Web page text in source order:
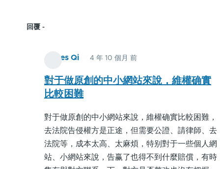
回覆
James Qi 4 年 10 個月 前
reply
此
方
法，
学
對于做原創的中小網站來說，維權确實
比較困難
對于做原創的中小網站來說，維權确實比較困難，
去法院告侵權方是正途，但需要公證、請律師、去
法院等，成本太高、太麻煩，特别對于一些個人網
站、小網站來說，告赢了也得不到什麼賠償，有時